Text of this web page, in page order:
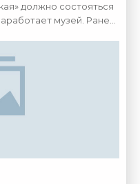
должно состояться
музей. Ранее